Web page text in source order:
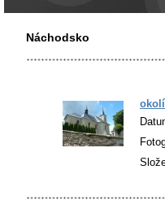
Náchodsko